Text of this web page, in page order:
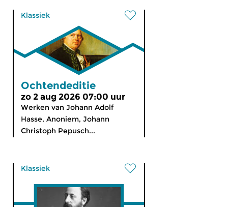
Klassiek
Ochtendeditie
zo 2 aug 2026 07:00 uur
Werken van Johann Adolf
Hasse, Anoniem, Johann
Christoph Pepusch...
Klassiek